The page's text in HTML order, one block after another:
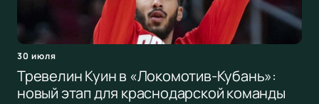
30 июля
Тревелин Куин в «Локомотив-Кубань»:
новый этап для краснодарской команды